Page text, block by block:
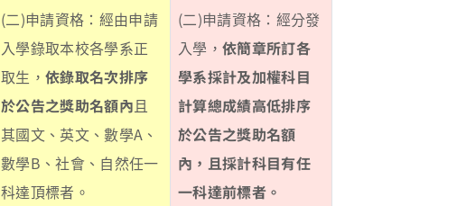
(二)申請資格：經由申請
入學錄取本校各學系正
取生， 依錄取名次排序
於公告之獎助名額內且
其國文、英文、數學A、
數學B、社會、自然任一
科達頂標者。
(二)申請資格：經分發
入學， 依簡章所訂各
學系採計及加權科目
計算總成績高低排序
於公告之獎助名額
內，且採計科目有任
一科達前標者。